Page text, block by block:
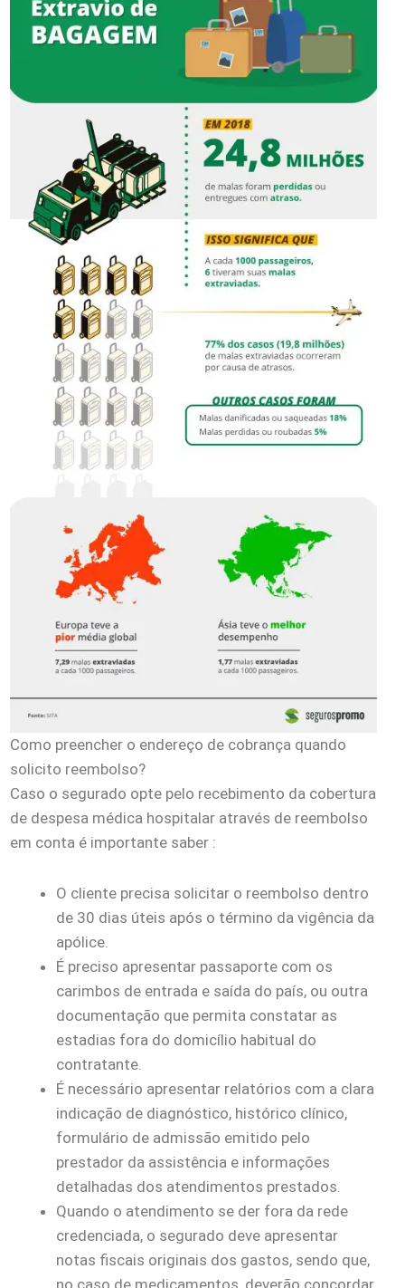
Como preencher o endereço de cobrança quando
solicito reembolso?
Caso o segurado opte pelo recebimento da cobertura
de despesa médica hospitalar através de reembolso
em conta é importante saber :
O cliente precisa solicitar o reembolso dentro
de 30 dias úteis após o término da vigência da
apólice.
É preciso apresentar passaporte com os
carimbos de entrada e saída do país, ou outra
documentação que permita constatar as
estadias fora do domicílio habitual do
contratante.
É necessário apresentar relatórios com a clara
indicação de diagnóstico, histórico clínico,
formulário de admissão emitido pelo
prestador da assistência e informações
detalhadas dos atendimentos prestados.
Quando o atendimento se der fora da rede
credenciada, o segurado deve apresentar
notas fiscais originais dos gastos, sendo que,